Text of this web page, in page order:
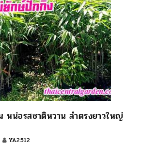
หน่อรสชาติหวาน ลำตรงยาวใหญ่
YA2512